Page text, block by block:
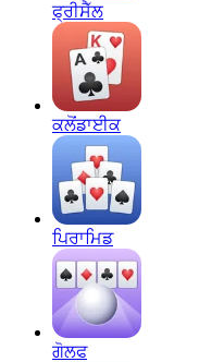
ਫ੍ਰੀਸੈੱਲ
ਕਲੋਂਡਾਈਕ
ਪਿਰਾਮਿਡ
ਗੋਲਫ